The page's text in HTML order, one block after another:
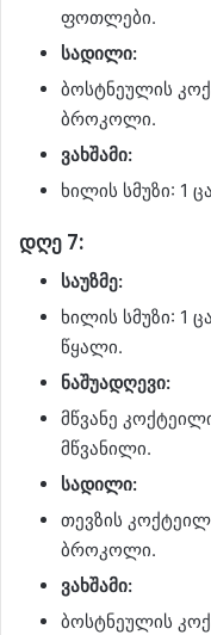
ფოთლები.
სადილი:
ბოსტნეულის
ბროკოლი.
ვახშამი:
ხილის სმუზი: 1
დღე 7:
საუზმე:
ხილის სმუზი: 1
წყალი.
ნაშუადღევი:
მწვანე
მწვანილი.
სადილი:
თევზის
ბროკოლი.
ვახშამი:
ბოსტნეულის